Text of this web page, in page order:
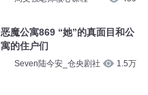
恶魔公寓869 “她”的真面目和公
寓的住户们
Seven陆今安_仓央剧社 1.5万